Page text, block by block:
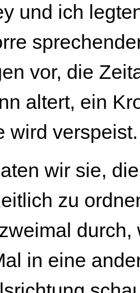
und ich
vor, die
altert, ein
wird verspeist.
wir sie,
zu
in eine